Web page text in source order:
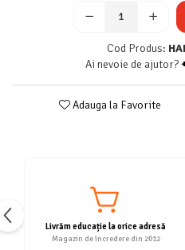
Cod Produs:
Ai nevoie de ajutor?
Adauga la Favorite
Livrăm educație la orice adresă
Magazin de încredere din 2012